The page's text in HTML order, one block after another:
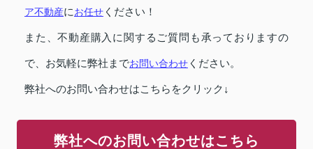
ア不動産にお任せ ください！
また、不動産購入に関するご質問も承っておりますの
で、お気軽に弊社までお問い合わせ ください。
弊社へのお問い合わせはこちらをクリック↓
弊社へのお問い合わせはこちら